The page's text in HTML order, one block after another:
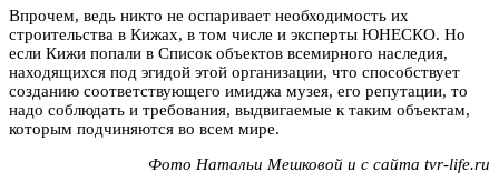
Впрочем, ведь никто не оспаривает необходимость их
строительства в Кижах, в том числе и эксперты ЮНЕСКО. Но
если Кижи попали в Список объектов всемирного наследия,
находящихся под эгидой этой организации, что способствует
созданию соответствующего имиджа музея, его репутации, то
надо соблюдать и требования, выдвигаемые к таким объектам,
которым подчиняются во всем мире.
Фото Натальи Мешковой и с сайта tvr-life.ru